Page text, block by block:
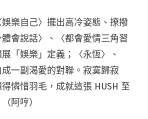
樂自己〉擺出高冷姿態、撩撥
會說話〉、〈都會愛情三角習
「娛樂」定義；〈永恆〉、
成一副渴愛的對聯。寂寞歸寂
憐惜羽毛，成就這張 HUSH 至
阿哼）